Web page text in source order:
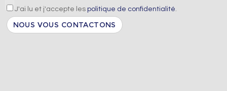
aceptacion
J'ai lu et j'accepte les politique de confidentialité.